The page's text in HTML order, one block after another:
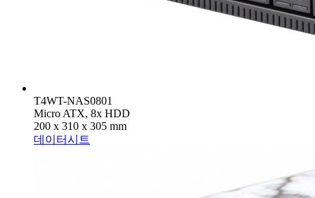
T4WT-NAS0801
Micro ATX, 8x HDD
200 x 310 x 305 mm
데이터시트